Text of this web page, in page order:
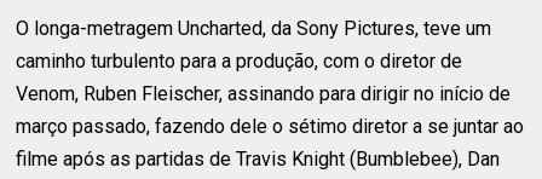
O longa-metragem Uncharted, da Sony Pictures, teve um
caminho turbulento para a produção, com o diretor de
Venom, Ruben Fleischer, assinando para dirigir no início de
março passado, fazendo dele o sétimo diretor a se juntar ao
filme após as partidas de Travis Knight (Bumblebee), Dan